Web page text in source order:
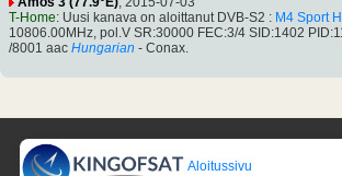
T-Home: Uusi kanava on aloittanut DVB-S2 : M4 Sport
10806.00MHz, pol.V SR:30000 FEC:3/4 SID:1402
/8001 aac Hungarian - Conax.
Aloitussivu